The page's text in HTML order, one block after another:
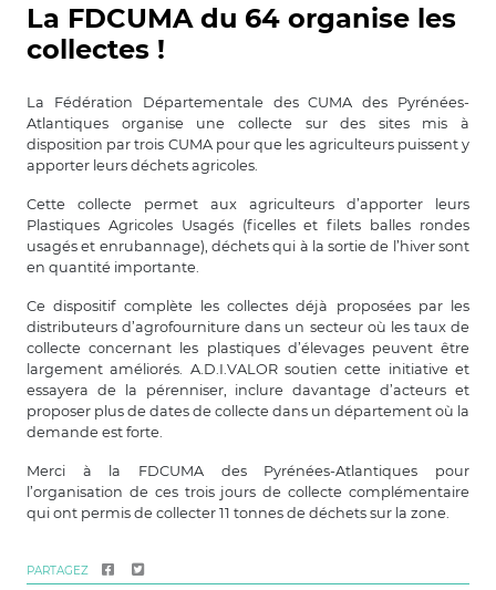
La FDCUMA du 64 organise les
collectes !
La Fédération Départementale des CUMA des Pyrénées-
Atlantiques organise une collecte sur des sites mis à
disposition par trois CUMA pour que les agriculteurs puissent y
apporter leurs déchets agricoles.
Cette collecte permet aux agriculteurs d’apporter leurs
Plastiques Agricoles Usagés (ficelles et filets balles rondes
usagés et enrubannage), déchets qui à la sortie de l’hiver sont
en quantité importante.
Ce dispositif complète les collectes déjà proposées par les
distributeurs d’agrofourniture dans un secteur où les taux de
collecte concernant les plastiques d’élevages peuvent être
largement améliorés. A.D.I.VALOR soutien cette initiative et
essayera de la pérenniser, inclure davantage d’acteurs et
proposer plus de dates de collecte dans un département où la
demande est forte.
Merci à la FDCUMA des Pyrénées-Atlantiques pour
l’organisation de ces trois jours de collecte complémentaire
qui ont permis de collecter 11 tonnes de déchets sur la zone.
PARTAGEZ